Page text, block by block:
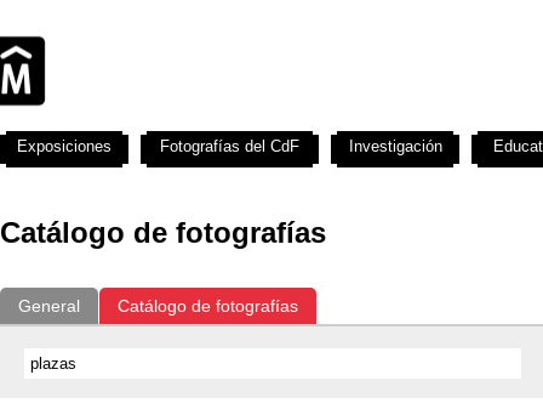
Catálogo de fotografías
General Catálogo de fotografías
Exposiciones Fotografías del CdF Investigación